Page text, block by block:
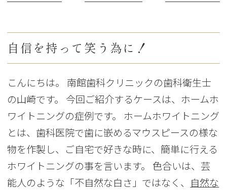
自信を持って笑う為に！
こんにちは。 南館歯科クリニックの歯科衛生士
の山崎です。 今回ご紹介するケースは、ホームホ
ワイトニングの症例です。 ホームホワイトニング
とは、歯科医院で歯に嵌めるマウスピースの様な
物を作製し、ご自宅で好きな時に、簡単に行える
ホワイトニングの事を言います。 色合いは、芸
能人のような「不自然な白さ」ではなく、 自然な